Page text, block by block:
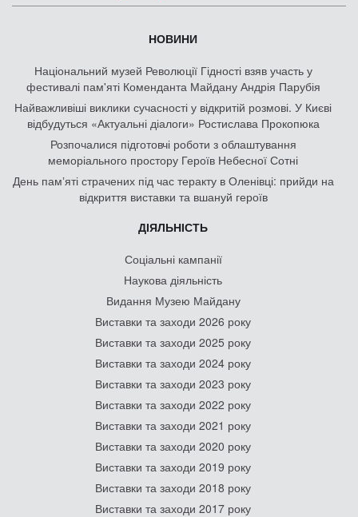
НОВИНИ
Національний музей Революції Гідності взяв участь у
фестивалі пам'яті Коменданта Майдану Андрія Парубія
Найважливіші виклики сучасності у відкритій розмові. У Києві
відбудуться «Актуальні діалоги» Ростислава Прокопюка
Розпочалися підготовчі роботи з облаштування
меморіального простору Героїв Небесної Сотні
День памʼяті страчених під час теракту в Оленівці: прийди на
відкриття виставки та вшануй героїв
ДІЯЛЬНІСТЬ
Соціальні кампанії
Наукова діяльність
Видання Музею Майдану
Виставки та заходи 2026 року
Виставки та заходи 2025 року
Виставки та заходи 2024 року
Виставки та заходи 2023 року
Виставки та заходи 2022 року
Виставки та заходи 2021 року
Виставки та заходи 2020 року
Виставки та заходи 2019 року
Виставки та заходи 2018 року
Виставки та заходи 2017 року